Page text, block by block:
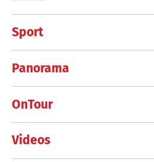
Sport
Panorama
OnTour
Videos